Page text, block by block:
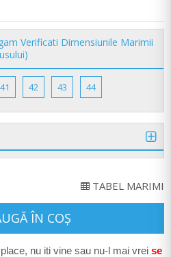
Verificati Dimensiunile Marimii
41 42 43 44
TABEL MARIMI
ÎN COŞ
nu iti vine sau nu-l mai vrei se